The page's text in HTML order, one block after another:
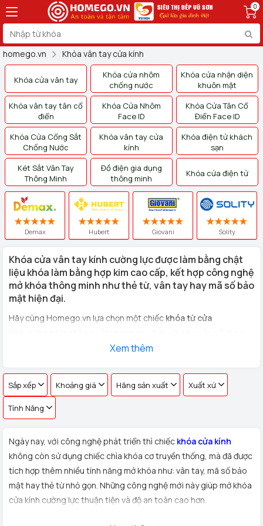
0
homego.vn Khóa vân tay cửa kính
Khóa cửa vân tay
Khóa cửa nhôm
chống nước
Khóa cửa nhận diện
khuôn mặt
Khóa vân tay tân cổ
điển
Khóa Cửa Nhôm
Face ID
Khóa Cửa Tân Cổ
Điển Face ID
Khóa Cửa Cổng Sắt
Chống Nước
Khóa vân tay cửa
kính
Khóa điện tử khách
sạn
Két Sắt Vân Tay
Thông Minh
Đồ điện gia dụng
thông minh
Khóa cửa điện tử
Demax Hubert Giovani Solity
Khóa cửa vân tay kính cường lực được làm bằng chật
liệu khóa làm bằng hợp kim cao cấp, kết hợp công nghệ
mở khóa thông minh như thẻ từ, vân tay hay mã số bảo
mật hiện đại.
Hãy cùng Homego.vn lựa chọn một chiếc khóa từ cửa
cửa kính văn phòng, cửa hàng, nhà riêng
Xem thêm
Sắp xếp Khoảng giá Hãng sản xuất Xuất xứ
Tính Năng
Ngày nay, với công nghệ phát triển thì chiếc khóa cửa kính
không còn sử dụng chiếc chìa khóa cơ truyền thống, mà đã được
tích hợp thêm nhiều tính năng mở khóa như: vân tay, mã số bảo
mật hay thẻ từ nhỏ gọn. Những công nghệ mới này giúp mở khóa
cửa kính cường lực thuận tiện và độ an toàn cao hơn.